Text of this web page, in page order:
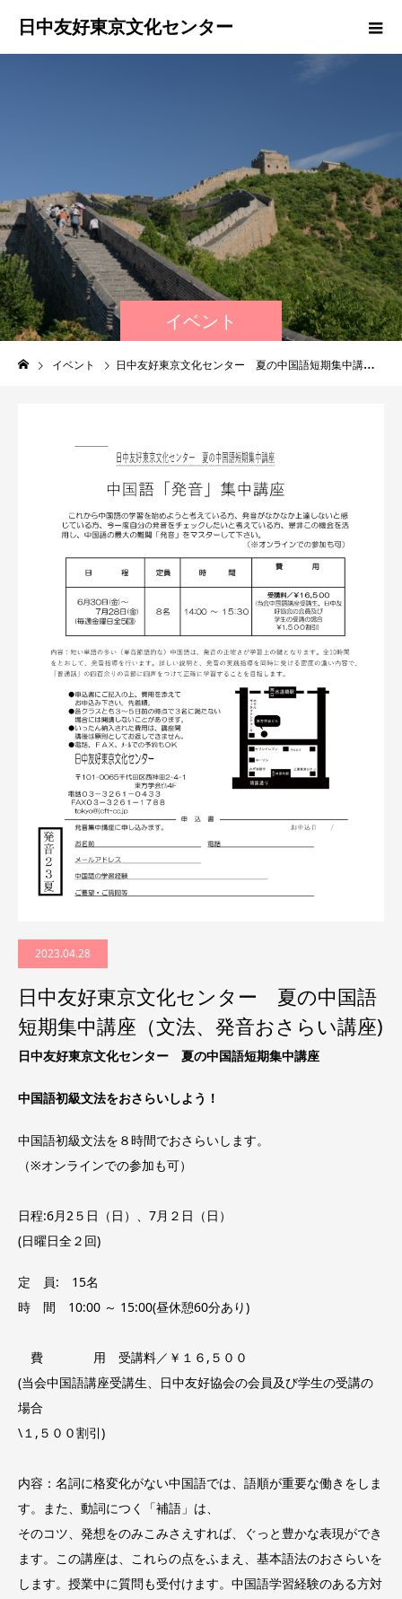
日中友好東京文化センター
イベント
イベント 日中友好東京文化センター 夏の中国語短期集中講座（文法、発音おさらい講座)
2023.04.28
日中友好東京文化センター 夏の中国語
短期集中講座（文法、発音おさらい講座)
日中友好東京文化センター 夏の中国語短期集中講座
中国語初級文法をおさらいしよう！
中国語初級文法を８時間でおさらいします。
（※オンラインでの参加も可）
日程:6月2５日（日）、7月２日（日）
(日曜日全２回)
定 員: 15名
時 間 10:00 ～ 15:00(昼休憩60分あり)
費 用 受講料／￥１６,５００
(当会中国語講座受講生、日中友好協会の会員及び学生の受講の
場合
\１,５００割引)
内容：名詞に格変化がない中国語では、語順が重要な働きをしま
す。また、動詞につく「補語」は、
そのコツ、発想をのみこみさえすれば、ぐっと豊かな表現ができ
ます。この講座は、これらの点をふまえ、基本語法のおさらいを
します。授業中に質問も受付けます。中国語学習経験のある方対